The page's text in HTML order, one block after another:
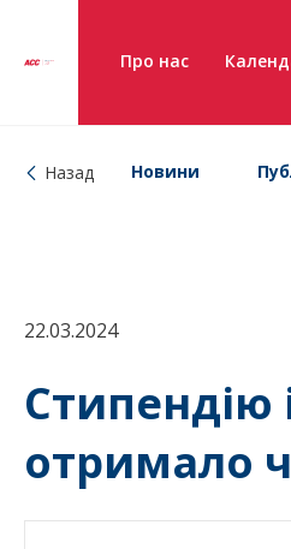
Про нас
Назад Новини
22.03.2024
Стипендію
отримало